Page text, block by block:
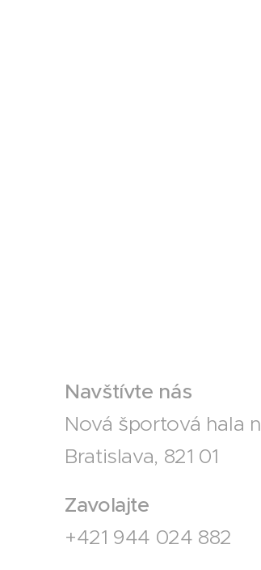
Navštívte nás
Nová športová hala
Bratislava, 821 01
Zavolajte
+421 944 024 882